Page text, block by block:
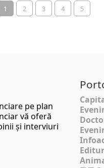
Congresul...
1 2 3 4 5
pe plan
vă oferă
şi interviuri